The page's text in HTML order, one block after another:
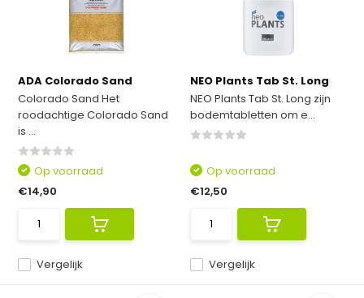
ADA Colorado Sand
Colorado Sand Het
roodachtige Colorado Sand
is ...
Vergelijk
Op voorraad
€14,90
NEO Plants Tab St. Long
NEO Plants Tab St. Long zijn
bodemtabletten om e...
Vergelijk
Op voorraad
€12,50